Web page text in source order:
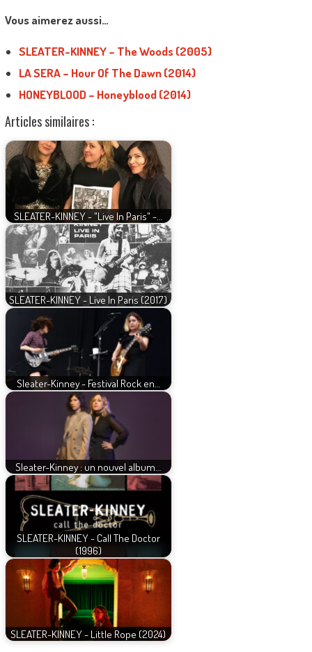
Vous aimerez aussi…
SLEATER-KINNEY – The Woods (2005)
LA SERA – Hour Of The Dawn (2014)
HONEYBLOOD – Honeyblood (2014)
Articles similaires :
SLEATER-KINNEY - "Live In Paris" -…
SLEATER-KINNEY - Live In Paris (2017)
Sleater-Kinney - Festival Rock en…
Sleater-Kinney : un nouvel album…
SLEATER-KINNEY - Call The Doctor
(1996)
SLEATER-KINNEY - Little Rope (2024)